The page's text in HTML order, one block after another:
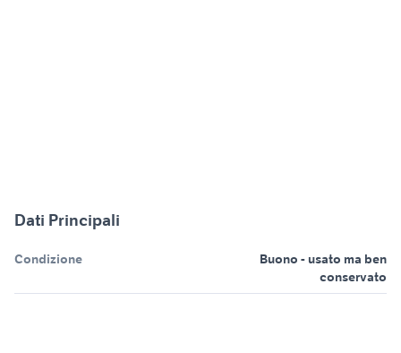
Dati Principali
Condizione
Buono - usato ma ben
conservato